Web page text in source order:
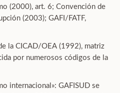
(2000), art. 6; Convención de
(2003); GAFI/FATF,
la CICAD/OEA (1992), matriz
por numerosos códigos de la
internacional»: GAFISUD se